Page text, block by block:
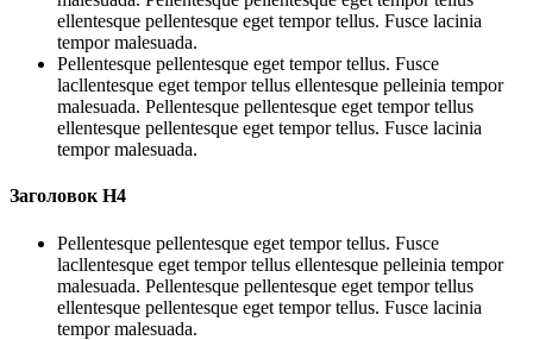
ellentesque pellentesque eget tempor tellus. Fusce lacinia
tempor malesuada.
Pellentesque pellentesque eget tempor tellus. Fusce
lacllentesque eget tempor tellus ellentesque pelleinia tempor
malesuada. Pellentesque pellentesque eget tempor tellus
ellentesque pellentesque eget tempor tellus. Fusce lacinia
tempor malesuada.
Заголовок H4
Pellentesque pellentesque eget tempor tellus. Fusce
lacllentesque eget tempor tellus ellentesque pelleinia tempor
malesuada. Pellentesque pellentesque eget tempor tellus
ellentesque pellentesque eget tempor tellus. Fusce lacinia
tempor malesuada.